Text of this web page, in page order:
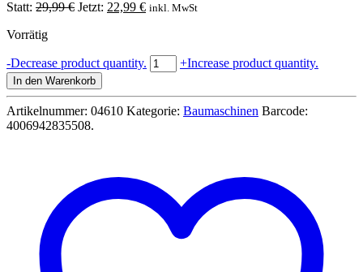
Statt: 29,99€ Ursprünglicher
Jetzt: 22,99 €Aktueller
inkl. MwSt
Vorrätig
-Decrease product quantity. Mercedes
Arocs
Lena
+Increase product quantity.
In den Warenkorb
Artikelnummer: 04610 Kategorie: Baumaschinen Barcode:
4006942835508.